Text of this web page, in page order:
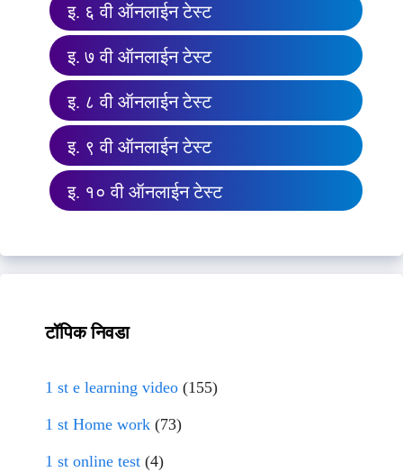
इ. ६ वी ऑनलाईन टेस्ट
इ. ७ वी ऑनलाईन टेस्ट
इ. ८ वी ऑनलाईन टेस्ट
इ. ९ वी ऑनलाईन टेस्ट
इ. १० वी ऑनलाईन टेस्ट
टॉपिक निवडा
1 st e learning video (155)
1 st Home work (73)
1 st online test (4)